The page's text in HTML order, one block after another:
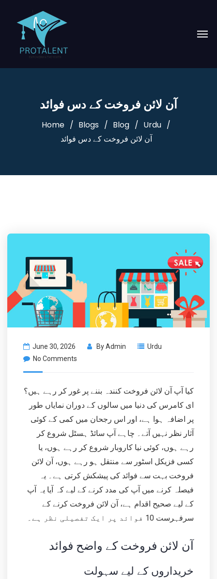
آن لائن فروخت کے دس فوائد
Home Blogs Blog
Urdu
آن لائن فروخت کے دس فوائد
June 30, 2026 ByAdmin
Urdu
No Comments
کیا آپ آن لائن فروخت کنندہ بننے پر غور کر رہے ہیں؟
ای کامرس کی دنیا میں سالوں کے دوران نمایاں طور
پر اضافہ ہوا ہے، اور اس رجحان میں کمی کے کوئی
آثار نظر نہیں آتے۔ چاہے آپ سائڈ ہسٹل شروع کر
رہے ہوں، کوئی نیا کاروبار شروع کر رہے ہوں، یا
کسی فزیکل اسٹور سے منتقل ہو رہے ہوں، آن لائن
فروخت بہت سے فوائد کی پیشکش کرتی ہے۔ یہ
فیصلہ کرنے میں آپ کی مدد کرنے کے لیے کہ آیا یہ آپ
کے لیے صحیح اقدام ہے، آن لائن فروخت کرنے کے
سرفہرست 10 فوائد پر ایک تفصیلی نظر ہے۔
آن لائن فروخت کے واضح فوائد
خریداروں کے لیے سہولت